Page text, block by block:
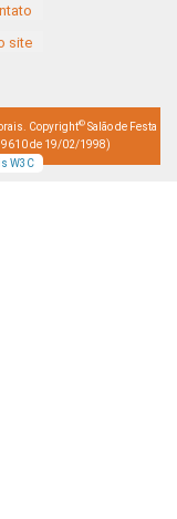
site
Copyright© Salão de Festa
9610 de 19/02/1998)